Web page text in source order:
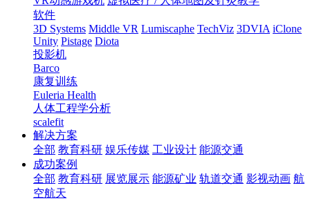
软件
3D Systems Middle VR Lumiscaphe TechViz 3DVIA iClone
Unity Pistage Diota
投影机
Barco
康复训练
Euleria Health
人体工程学分析
scalefit
解决方案
全部 教育科研 娱乐传媒 工业设计 能源交通
成功案例
全部 教育科研 展览展示 能源矿业 轨道交通 影视动画 航
空航天